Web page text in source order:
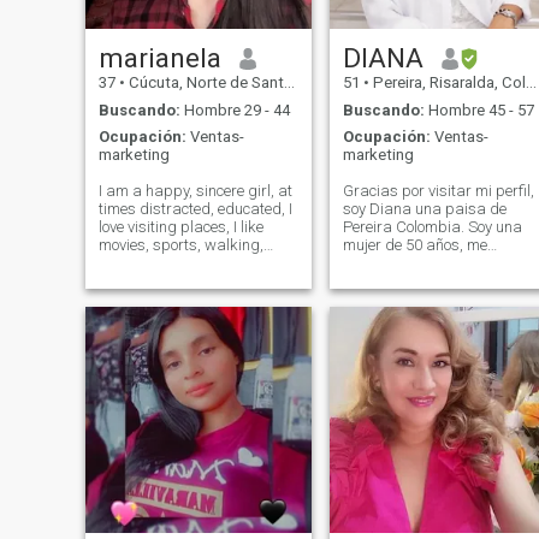
marianela
37 • Cúcuta, Norte de Santander, Colombia
Buscando: Hombre 29 - 44
Ocupación: Ventas-
marketing
I am a happy, sincere girl, at
times distracted, educated, I
love visiting places, I like
movies, sports, walking,
life treating people as I would
like to be treated. My... I'll tell
you a little about myself...!!
DIANA
51 • Pereira, Risaralda, Colombia
Buscando: Hombre 45 - 57
Ocupación: Ventas-
marketing
Gracias por visitar mi perfil,
soy Diana una paisa de
Pereira Colombia. Soy una
mujer de 50 años, me
relajada, alegre y sencilla,
con metas y objetivos claros,
un propósito de vida definido
de construir una vida en
pareja, Amo el estilo de vida
saludable, ejercitarme es mi
pasión y hobby, nada mejor
que una buena conversación
en compañía de una buena
taza de café colombiano. Me
hace feliz ejercitarme, viajar,
salir a conocer nuevos
lugares, la naturaleza, las
mascotas y el cine. Me gusta